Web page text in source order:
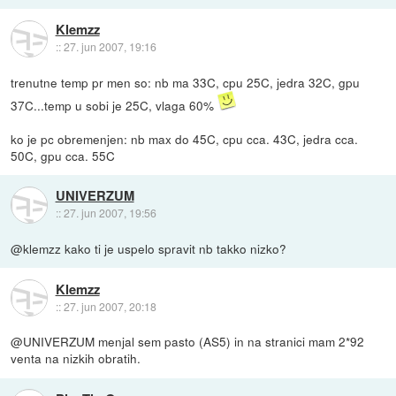
Klemzz
::27. jun 2007, 19:16
trenutne temp pr men so: nb ma 33C, cpu 25C, jedra 32C, gpu
37C...temp u sobi je 25C, vlaga 60%
ko je pc obremenjen: nb max do 45C, cpu cca. 43C, jedra cca.
50C, gpu cca. 55C
UNIVERZUM
::27. jun 2007, 19:56
@klemzz kako ti je uspelo spravit nb takko nizko?
Klemzz
::27. jun 2007, 20:18
@UNIVERZUM menjal sem pasto (AS5) in na stranici mam 2*92
venta na nizkih obratih.